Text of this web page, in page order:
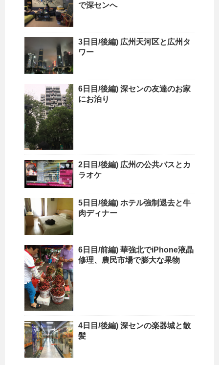
で深センへ
3日目/後編) 広州天河区と広州タ
ワー
6日目/後編) 深センの友達のお家
にお泊り
2日目/後編) 広州の公共バスとカ
ラオケ
5日目/後編) ホテル強制退去と牛
肉ディナー
6日目/前編) 華強北でiPhone液晶
修理、農民市場で膨大な果物
4日目/後編) 深センの楽器城と散
髪